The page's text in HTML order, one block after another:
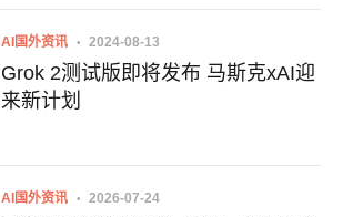
AI国外资讯 2024-08-13
Grok 2测试版即将发布 马斯克xAI迎
来新计划
AI国外资讯 2026-07-24